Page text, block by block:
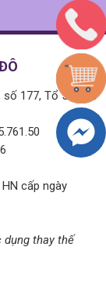
số 177, Tổ 51 Phố
cấp ngày
dụng thay thế